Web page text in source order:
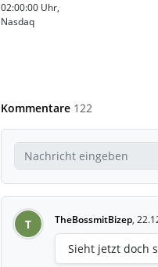
02:00:00 Uhr,
Nasdaq
Kommentare 122
T TheBossmitBizep,
Sieht jetzt doch